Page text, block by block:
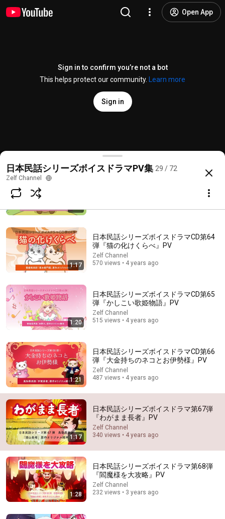
Open App
Sign in to confirm you’re not a bot
This helps protect our community.
Learn more
Sign in
日本民話シリーズボイスドラマ第67弾『わがまま長
@zelfchannel2023
Subscribe
Explore simpler, safer experiences for kids and
families
【心理学】遅刻してしまう人に共通する「恐ろしい特徴」
と、今日からできる脳科学的な3つのアプローチ
ひととき心理学 • 276K views
日本民話シリーズボイスドラマPV集 29 / 72
Zelf Channel
日本民話シリーズボイスドラマCD第54
弾『神様のぼやき』
日本民話シリーズボイスドラマCD第59
弾『秘密のサル温泉』
Zelf Channel
627 views • 4 years ago
2:13
1:03
1:17
日本民話シリーズボイスドラマCD第64
弾『猫の化けくらべ』PV
Zelf Channel
570 views • 4 years ago
1:20
日本民話シリーズボイスドラマCD第65
弾『かしこい歌姫物語』PV
Zelf Channel
515 views • 4 years ago
1:21
日本民話シリーズボイスドラマCD第66
弾『大金持ちのネコとお伊勢様』PV
Zelf Channel
487 views • 4 years ago
1:17
日本民話シリーズボイスドラマ第67弾
『わがまま長者』PV
Zelf Channel
340 views • 4 years ago
1:28
日本民話シリーズボイスドラマ第68弾
『閻魔様を大攻略』PV
Zelf Channel
232 views • 3 years ago